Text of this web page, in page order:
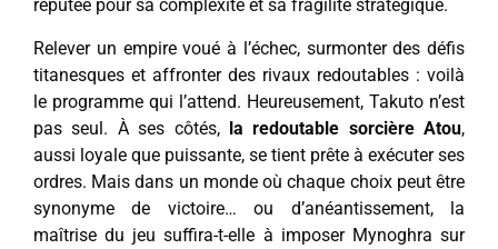
réputée pour sa complexité et sa fragilité stratégique.
Relever un empire voué à l’échec, surmonter des défis
titanesques et affronter des rivaux redoutables : voilà
le programme qui l’attend. Heureusement, Takuto n’est
pas seul. À ses côtés, la redoutable sorcière Atou,
aussi loyale que puissante, se tient prête à exécuter ses
ordres. Mais dans un monde où chaque choix peut être
synonyme de victoire… ou d’anéantissement, la
maîtrise du jeu suffira-t-elle à imposer Mynoghra sur